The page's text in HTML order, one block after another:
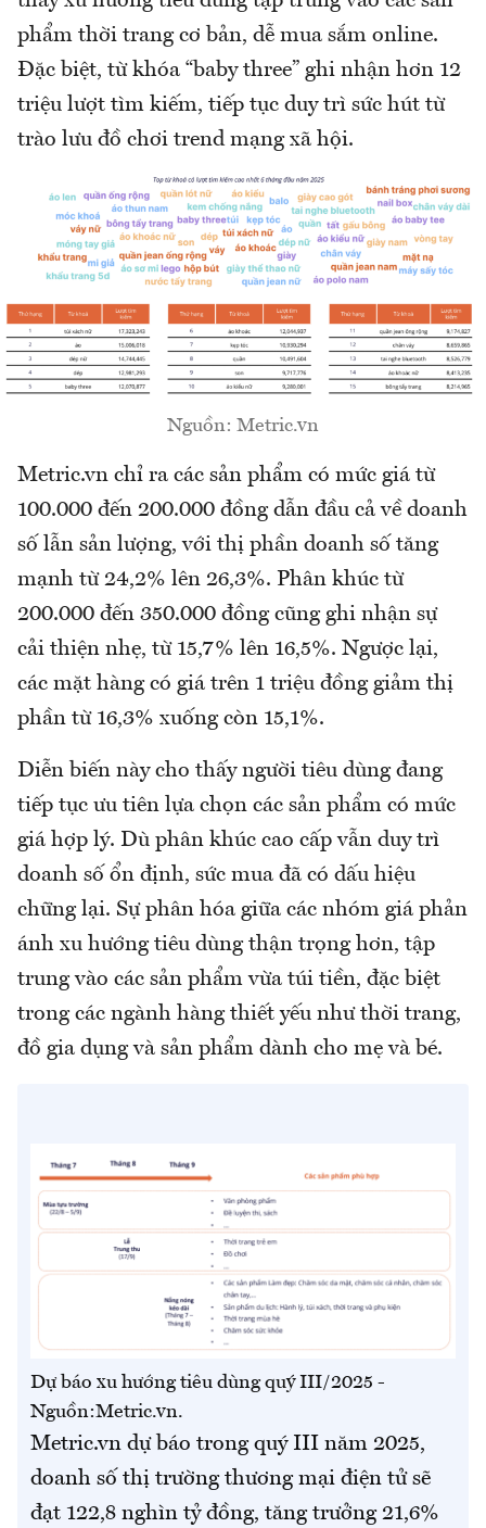
phẩm thời trang cơ bản, dễ mua sắm online.
Đặc biệt, từ khóa “baby three” ghi nhận hơn 12
triệu lượt tìm kiếm, tiếp tục duy trì sức hút từ
trào lưu đồ chơi trend mạng xã hội.
Nguồn: Metric.vn
Metric.vn chỉ ra các sản phẩm có mức giá từ
100.000 đến 200.000 đồng dẫn đầu cả về doanh
số lẫn sản lượng, với thị phần doanh số tăng
mạnh từ 24,2% lên 26,3%. Phân khúc từ
200.000 đến 350.000 đồng cũng ghi nhận sự
cải thiện nhẹ, từ 15,7% lên 16,5%. Ngược lại,
các mặt hàng có giá trên 1 triệu đồng giảm thị
phần từ 16,3% xuống còn 15,1%.
Diễn biến này cho thấy người tiêu dùng đang
tiếp tục ưu tiên lựa chọn các sản phẩm có mức
giá hợp lý. Dù phân khúc cao cấp vẫn duy trì
doanh số ổn định, sức mua đã có dấu hiệu
chững lại. Sự phân hóa giữa các nhóm giá phản
ánh xu hướng tiêu dùng thận trọng hơn, tập
trung vào các sản phẩm vừa túi tiền, đặc biệt
trong các ngành hàng thiết yếu như thời trang,
đồ gia dụng và sản phẩm dành cho mẹ và bé.
Dự báo xu hướng tiêu dùng quý III/2025 -
Nguồn:Metric.vn.
Metric.vn dự báo trong quý III năm 2025,
doanh số thị trường thương mại điện tử sẽ
đạt 122,8 nghìn tỷ đồng, tăng trưởng 21,6%